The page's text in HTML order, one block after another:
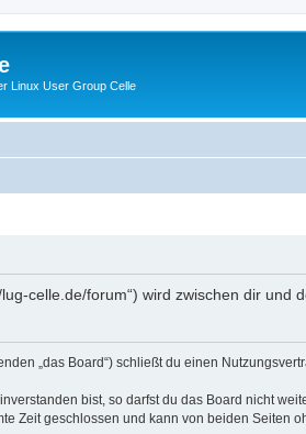
Linux User Group Celle
celle.de/forum“) wird zwischen dir
„das Board“) schließt du einen
bist, so darfst du das Board nicht
Zeit geschlossen und kann von beiden Seiten